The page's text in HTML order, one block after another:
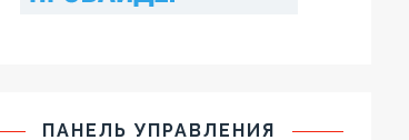
ПАНЕЛЬ УПРАВЛЕНИЯ